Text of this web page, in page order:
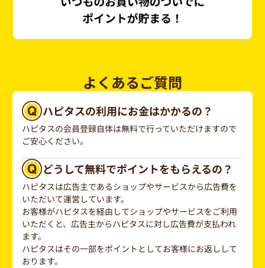
よくあるご質問
ハピタスの利用にお金はかかるの？
ハピタスの会員登録自体は無料で行っていただけますので
ご安心ください。
どうして無料でポイントをもらえるの？
ハピタスは広告主であるショップやサービスから広告費を
いただいて運営しています。
お客様がハピタスを経由してショップやサービスをご利用
いただくと、広告主からハピタスに対し広告費が支払われ
ます。
ハピタスはその一部をポイントとしてお客様にお返しして
おります。